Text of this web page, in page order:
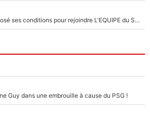
Raymond Domenech a posé ses conditions pour rejoindre L'EQUIPE du Soir : Il refuse de faire l'émission avec un autre chroniqueur !
Guy dans une embrouille à cause du PSG !